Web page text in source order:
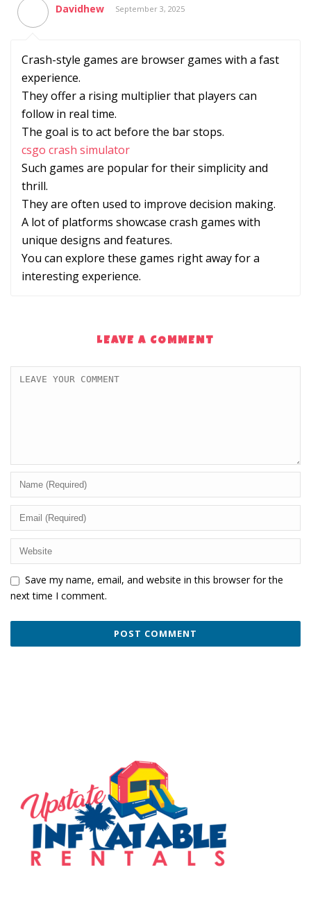
Davidhew September 3, 2025
Crash-style games are browser games with a fast
experience.
They offer a rising multiplier that players can
follow in real time.
The goal is to act before the bar stops.
csgo crash simulator
Such games are popular for their simplicity and
thrill.
They are often used to improve decision making.
A lot of platforms showcase crash games with
unique designs and features.
You can explore these games right away for a
interesting experience.
LEAVE A COMMENT
Save my name, email, and website in this browser for the
next time I comment.